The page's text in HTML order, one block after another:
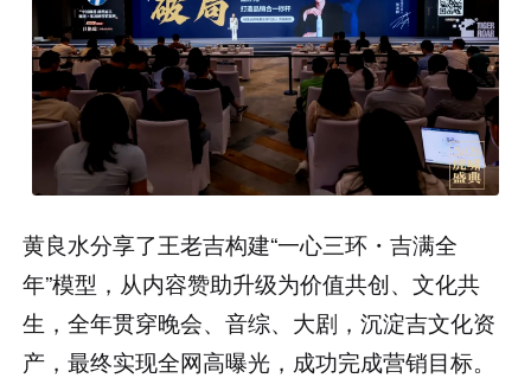
黄良水分享了王老吉构建“一心三环・吉满全
年”模型，从内容赞助升级为价值共创、文化共
生，全年贯穿晚会、音综、大剧，沉淀吉文化资
产，最终实现全网高曝光，成功完成营销目标。